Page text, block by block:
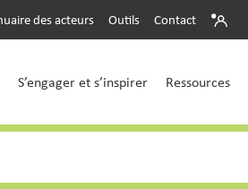
des acteurs Outils Contact
S’engager et s’inspirer Ressources